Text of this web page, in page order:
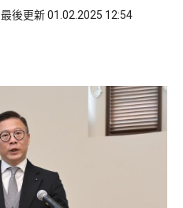
最後更新 01.02.2025 12:54